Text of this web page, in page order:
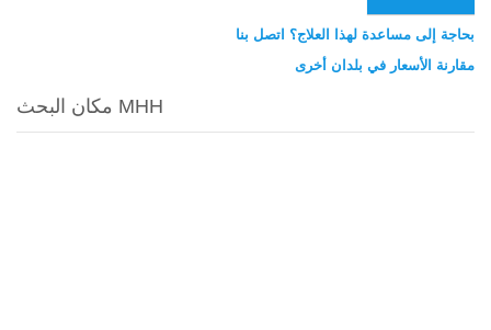
بحاجة إلى مساعدة لهذا العلاج؟ اتصل بنا
مقارنة الأسعار في بلدان أخرى
مكان البحث MHH